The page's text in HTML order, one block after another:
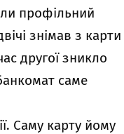
профільний
знімав з карти
другої зникло
саме
Саму карту йому